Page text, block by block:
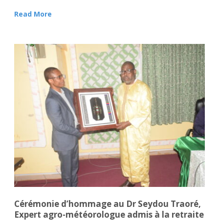
Read More
Cérémonie d’hommage au Dr Seydou Traoré,
Expert agro-météorologue admis à la retraite